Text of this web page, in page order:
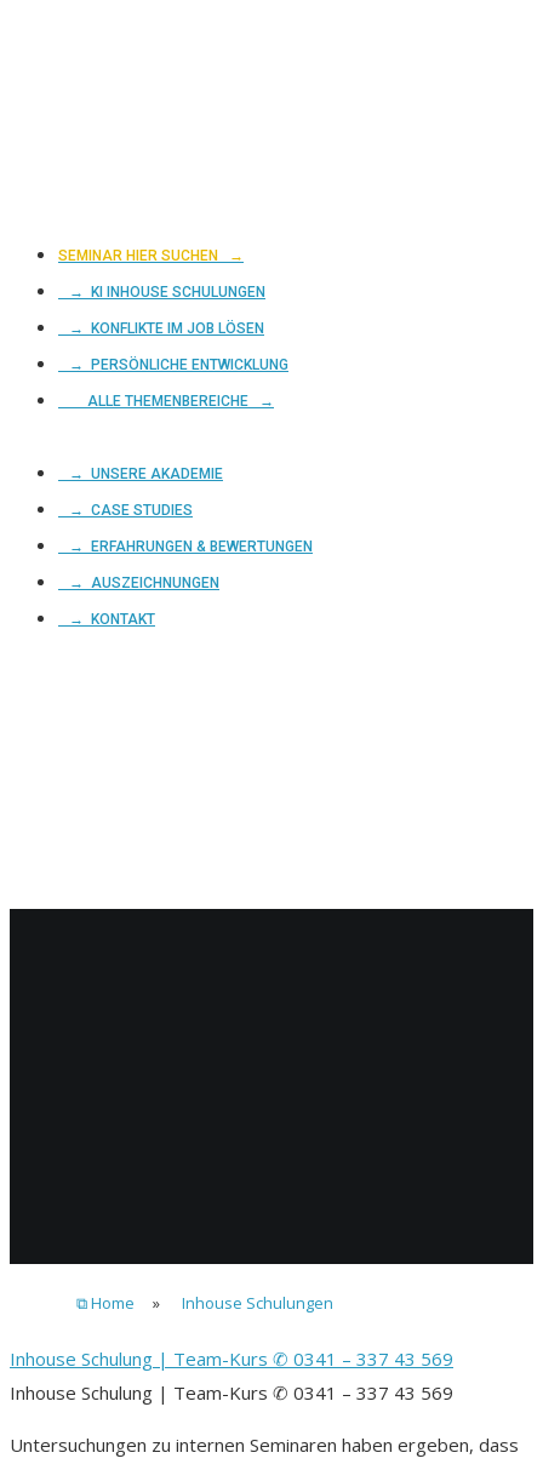
SEMINAR HIER SUCHEN →
→ KI INHOUSE SCHULUNGEN
→ KONFLIKTE IM JOB LÖSEN
→ PERSÖNLICHE ENTWICKLUNG
ALLE THEMENBEREICHE →
→ UNSERE AKADEMIE
→ CASE STUDIES
→ ERFAHRUNGEN & BEWERTUNGEN
→ AUSZEICHNUNGEN
→ KONTAKT
⧉ Home » Inhouse Schulungen
Inhouse Schulung | Team-Kurs ✆ 0341 – 337 43 569
Inhouse Schulung | Team-Kurs ✆ 0341 – 337 43 569
Untersuchungen zu internen Seminaren haben ergeben, dass